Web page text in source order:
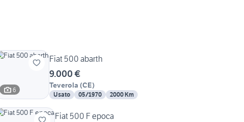
6
Fiat 500 abarth
9.000 €
Teverola (CE)
Usato 05/1970 2000 Km
Fiat 500 F epoca